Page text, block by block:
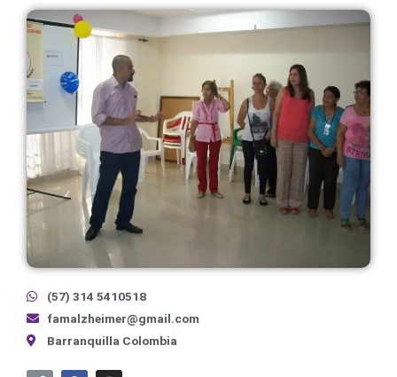
(57) 314 5410518
famalzheimer@gmail.com
Barranquilla Colombia